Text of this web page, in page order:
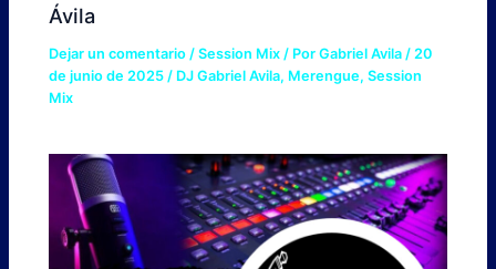
Ávila
Dejar un comentario /Session Mix / PorGabriel Avila / 20
de junio de 2025 / DJ Gabriel Avila, Merengue,Session
Mix